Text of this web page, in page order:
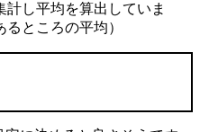
計し平均を算出していま
ところの平均）